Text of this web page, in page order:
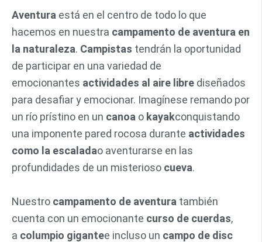
Aventura está en el centro de todo lo que
hacemos en nuestra campamento de aventura en
la naturaleza. Campistas tendrán la oportunidad
de participar en una variedad de
emocionantes actividades al aire libre diseñados
para desafiar y emocionar. Imagínese remando por
un río prístino en un canoa o kayakconquistando
una imponente pared rocosa durante actividades
como la escaladao aventurarse en las
profundidades de un misterioso cueva.
Nuestro campamento de aventura también
cuenta con un emocionante curso de cuerdas,
a columpio gigantee incluso un campo de disc